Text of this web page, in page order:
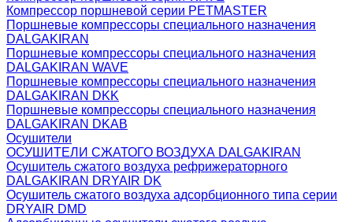
Компрессор поршневой серии PETMASTER
Поршневые компрессоры специального назначения
DALGAKIRAN
Поршневые компрессоры специального назначения
DALGAKIRAN WAVE
Поршневые компрессоры специального назначения
DALGAKIRAN DKK
Поршневые компрессоры специального назначения
DALGAKIRAN DKAB
Осушители
ОСУШИТЕЛИ СЖАТОГО ВОЗДУХА DALGAKIRAN
Осушитель сжатого воздуха рефрижераторного
DALGAKIRAN DRYAIR DK
Осушитель сжатого воздуха адсорбционного типа серии
DRYAIR DMD